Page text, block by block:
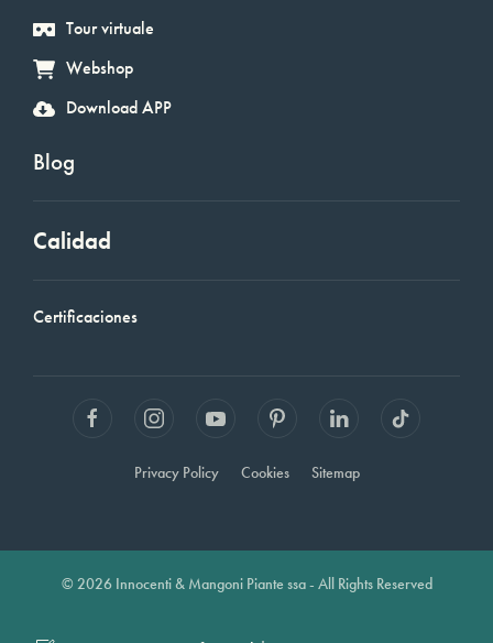
Tour virtuale
Webshop
Download APP
Blog
Calidad
Certificaciones
Privacy Policy Cookies Sitemap
© 2026 Innocenti & Mangoni Piante ssa - All Rights Reserved